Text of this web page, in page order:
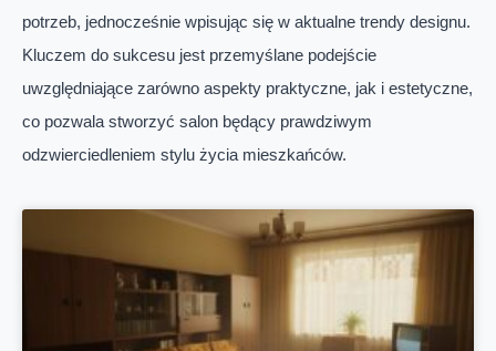
potrzeb, jednocześnie wpisując się w aktualne trendy designu.
Kluczem do sukcesu jest przemyślane podejście
uwzględniające zarówno aspekty praktyczne, jak i estetyczne,
co pozwala stworzyć salon będący prawdziwym
odzwierciedleniem stylu życia mieszkańców.